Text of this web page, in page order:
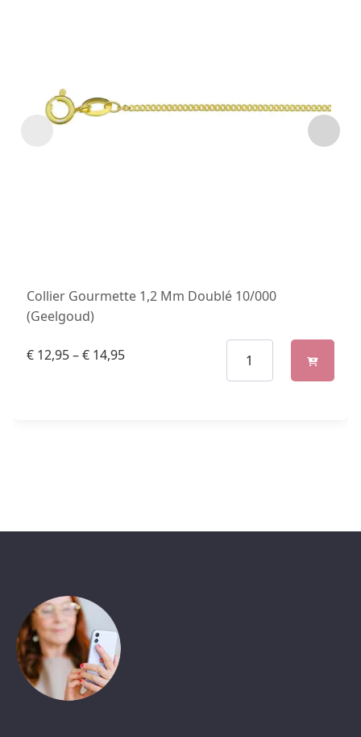
Collier Gourmette 1,2 Mm Doublé 10/000
(Geelgoud)
€ 12,95–€ 14,95